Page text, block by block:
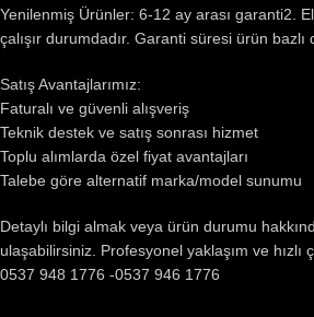
Yenilenmiş Ürünler: 6-12 ay arası garanti2.
çalışır durumdadır. Garanti süresi ürün bazlı
Satış Avantajlarımız:
Faturalı ve güvenli alışveriş
Teknik destek ve satış sonrası hizmet
Toplu alımlarda özel fiyat avantajları
Talebe göre alternatif marka/model sunumu
Detaylı bilgi almak veya ürün durumu
ulaşabilirsiniz. Profesyonel yaklaşım ve hızlı
0537 948 1776 -0537 946 1776